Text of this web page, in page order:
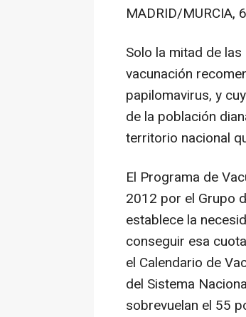
MADRID/MURCIA,
Solo la mitad de
vacunación
papilomavirus, y
de la población
territorio nacional
El Programa de
2012 por el Grupo
establece la
conseguir esa
el Calendario de
del Sistema
sobrevuelan el 55